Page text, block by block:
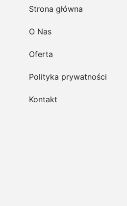
Strona główna
O Nas
Oferta
Polityka prywatności
Kontakt